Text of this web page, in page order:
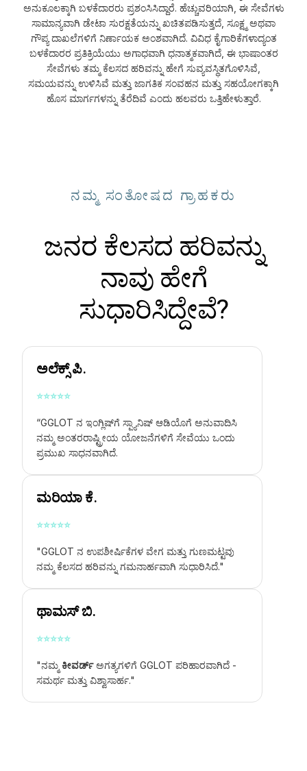
ಅನುಕೂಲಕ್ಕಾಗಿ ಬಳಕೆದಾರರು ಪ್ರಶಂಸಿಸಿದ್ದಾರೆ. ಹೆಚ್ಚುವರಿಯಾಗಿ, ಈ ಸೇವೆಗಳು
ಸಾಮಾನ್ಯವಾಗಿ ಡೇಟಾ ಸುರಕ್ಷತೆಯನ್ನು ಖಚಿತಪಡಿಸುತ್ತದೆ, ಸೂಕ್ಷ್ಮ ಅಥವಾ
ಗೌಪ್ಯ ದಾಖಲೆಗಳಿಗೆ ನಿರ್ಣಾಯಕ ಅಂಶವಾಗಿದೆ. ವಿವಿಧ ಕೈಗಾರಿಕೆಗಳಾದ್ಯಂತ
ಬಳಕೆದಾರರ ಪ್ರತಿಕ್ರಿಯೆಯು ಅಗಾಧವಾಗಿ ಧನಾತ್ಮಕವಾಗಿದೆ, ಈ ಭಾಷಾಂತರ
ಸೇವೆಗಳು ತಮ್ಮ ಕೆಲಸದ ಹರಿವನ್ನು ಹೇಗೆ ಸುವ್ಯವಸ್ಥಿತಗೊಳಿಸಿವೆ,
ಸಮಯವನ್ನು ಉಳಿಸಿವೆ ಮತ್ತು ಜಾಗತಿಕ ಸಂವಹನ ಮತ್ತು ಸಹಯೋಗಕ್ಕಾಗಿ
ಹೊಸ ಮಾರ್ಗಗಳನ್ನು ತೆರೆದಿವೆ ಎಂದು ಹಲವರು ಒತ್ತಿಹೇಳುತ್ತಾರೆ.
ನಮ್ಮ ಸಂತೋಷದ ಗ್ರಾಹಕರು
ಜನರ ಕೆಲಸದ ಹರಿವನ್ನು
ನಾವು ಹೇಗೆ
ಸುಧಾರಿಸಿದ್ದೇವೆ?
ಅಲೆಕ್ಸ್ ಪಿ.
⭐⭐⭐⭐⭐
“GGLOT ನಇಂಗ್ಲಿಷ್‌ಗೆ ಸ್ಪ್ಯಾನಿಷ್ ಆಡಿಯೊಗೆ ಅನುವಾದಿಸಿ
ನಮ್ಮ ಅಂತರರಾಷ್ಟ್ರೀಯ ಯೋಜನೆಗಳಿಗೆ ಸೇವೆಯು ಒಂದು
ಪ್ರಮುಖ ಸಾಧನವಾಗಿದೆ.
ಮರಿಯಾ ಕೆ.
⭐⭐⭐⭐⭐
"GGLOT ನ ಉಪಶೀರ್ಷಿಕೆಗಳ ವೇಗ ಮತ್ತು ಗುಣಮಟ್ಟವು
ನಮ್ಮ ಕೆಲಸದ ಹರಿವನ್ನು ಗಮನಾರ್ಹವಾಗಿ ಸುಧಾರಿಸಿದೆ."
ಥಾಮಸ್ ಬಿ.
⭐⭐⭐⭐⭐
"ನಮ್ಮಕೀವರ್ಡ್ಅಗತ್ಯಗಳಿಗೆ GGLOT ಪರಿಹಾರವಾಗಿದೆ -
ಸಮರ್ಥ ಮತ್ತು ವಿಶ್ವಾಸಾರ್ಹ."